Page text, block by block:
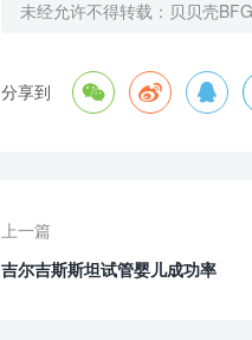
未经允许不得转载： 贝贝壳
分享到   
上一篇
吉尔吉斯斯坦试管婴儿成功率